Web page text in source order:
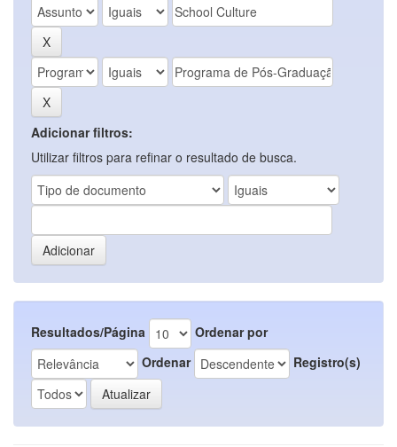
Adicionar filtros:
Utilizar filtros para refinar o resultado de busca.
Resultados/Página
Ordenar por
Ordenar
Registro(s)